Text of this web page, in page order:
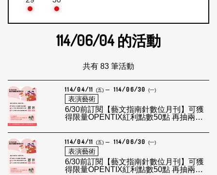
114/06/04的活動
共有 83 筆活動
114/04/11 (五) 114/06/30 (一)
表演藝術
6/30前訂閱【藝文指南針數位月刊】可獲
得限量OPENTIX紅利點數50點 再抽兩廳
114/04/11 (五) 114/06/30 (一)
表演藝術
6/30前訂閱【藝文指南針數位月刊】可獲
得限量OPENTIX紅利點數50點 再抽兩廳